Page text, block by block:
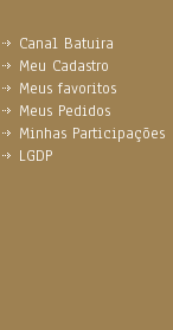
Canal Batuira
Meu Cadastro
Meus favoritos
Meus Pedidos
Minhas Participações
LGDP